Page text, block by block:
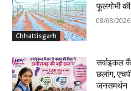
Chhattisgarh
फूलगोभी
08/08/2026
सर्वाइकल
छलांग,
जनसमर्थन